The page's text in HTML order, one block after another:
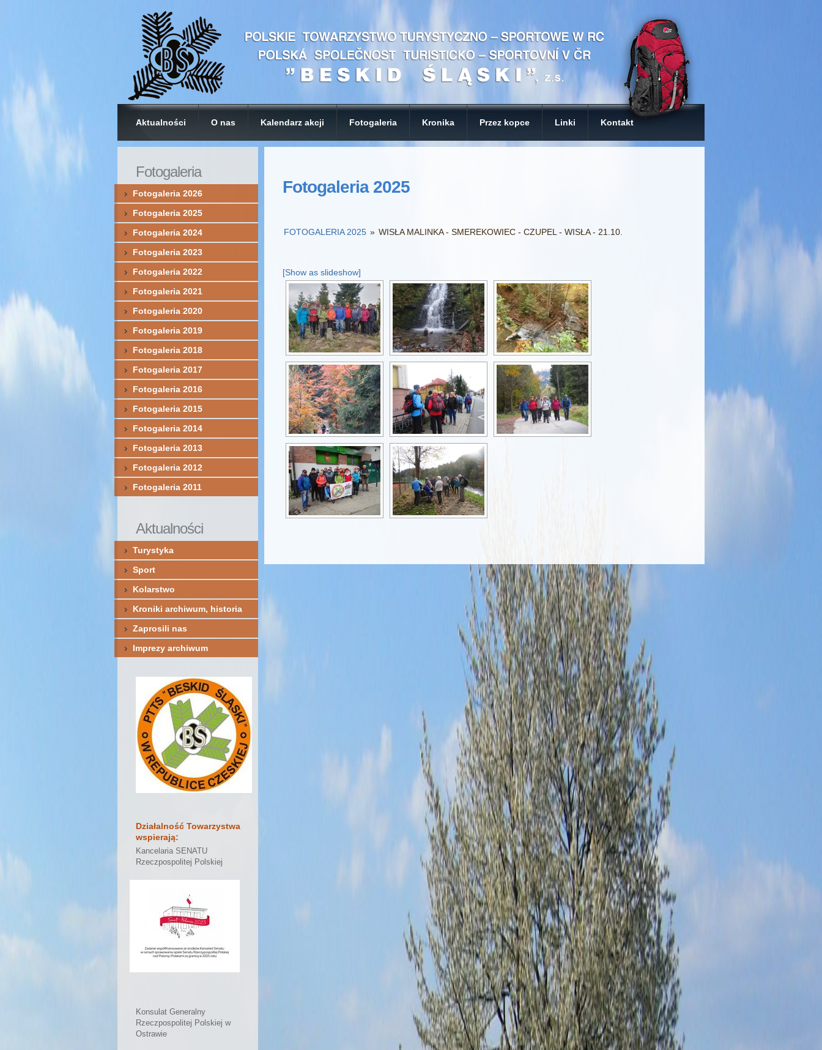
Aktualności O nas Kalendarz akcji Fotogaleria Kronika Przez kopce Linki Kontakt
Fotogaleria 2025
FOTOGALERIA 2025 » WISŁA MALINKA - SMEREKOWIEC - CZUPEL - WISŁA - 21.10.
[Show as slideshow]
Fotogaleria
Fotogaleria 2026
Fotogaleria 2025
Fotogaleria 2024
Fotogaleria 2023
Fotogaleria 2022
Fotogaleria 2021
Fotogaleria 2020
Fotogaleria 2019
Fotogaleria 2018
Fotogaleria 2017
Fotogaleria 2016
Fotogaleria 2015
Fotogaleria 2014
Fotogaleria 2013
Fotogaleria 2012
Fotogaleria 2011
Aktualności
Turystyka
Sport
Kolarstwo
Kroniki archiwum, historia
Zaprosili nas
Imprezy archiwum
Działalność Towarzystwa
wspierają:
Kancelaria SENATU
Rzeczpospolitej Polskiej
Konsulat Generalny
Rzeczpospolitej Polskiej w
Ostrawie